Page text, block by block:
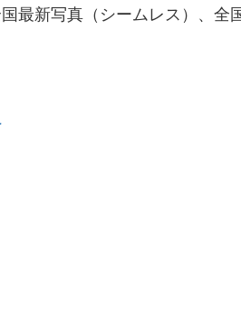
最新写真（シームレス）、全